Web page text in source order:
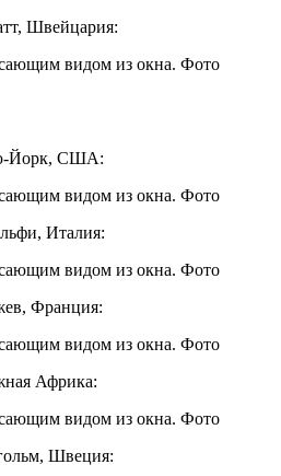
Швейцария:
Йорк, США:
Италия:
Франция:
Африка:
Швеция: